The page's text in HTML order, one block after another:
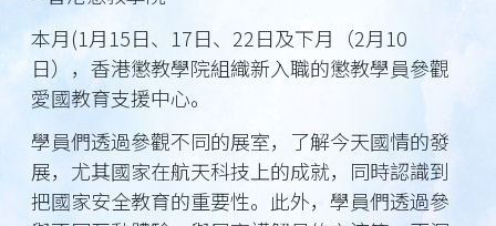
本月(1月15日、17日、22日及下月（2月10
日），香港懲教學院組織新入職的懲教學員參觀
愛國教育支援中心。
學員們透過參觀不同的展室，了解今天國情的發
展，尤其國家在航天科技上的成就，同時認識到
把國家安全教育的重要性。此外，學員們透過參